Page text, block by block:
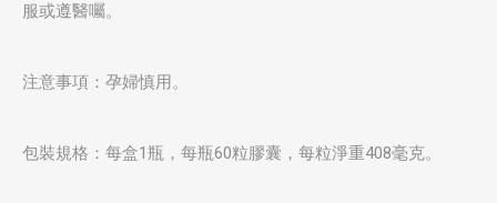
服或遵醫囑。
注意事項：孕婦慎用。
包裝規格：每盒1瓶，每瓶60粒膠囊，每粒淨重408毫克。